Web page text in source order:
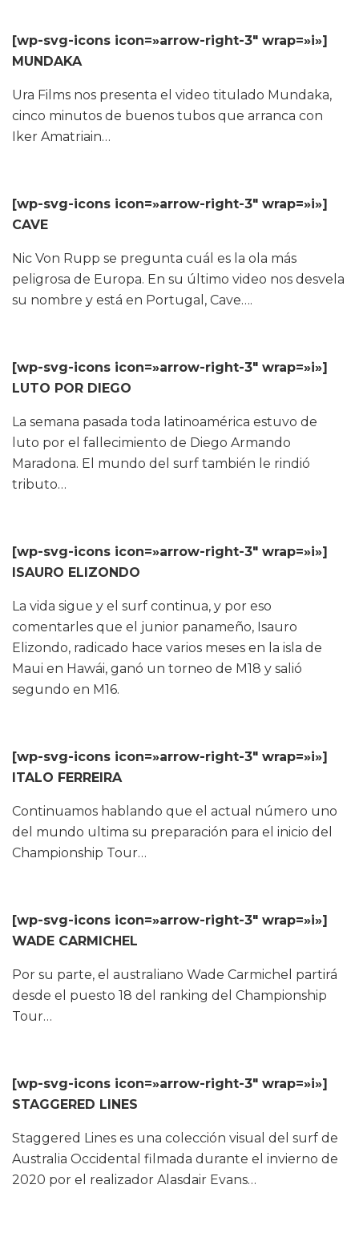
[wp-svg-icons icon=»arrow-right-3″ wrap=»i»]
MUNDAKA
Ura Films nos presenta el video titulado Mundaka,
cinco minutos de buenos tubos que arranca con
Iker Amatriain…
[wp-svg-icons icon=»arrow-right-3″ wrap=»i»]
CAVE
Nic Von Rupp se pregunta cuál es la ola más
peligrosa de Europa. En su último video nos desvela
su nombre y está en Portugal, Cave….
[wp-svg-icons icon=»arrow-right-3″ wrap=»i»]
LUTO POR DIEGO
La semana pasada toda latinoamérica estuvo de
luto por el fallecimiento de Diego Armando
Maradona. El mundo del surf también le rindió
tributo…
[wp-svg-icons icon=»arrow-right-3″ wrap=»i»]
ISAURO ELIZONDO
La vida sigue y el surf continua, y por eso
comentarles que el junior panameño, Isauro
Elizondo, radicado hace varios meses en la isla de
Maui en Hawái, ganó un torneo de M18 y salió
segundo en M16.
[wp-svg-icons icon=»arrow-right-3″ wrap=»i»]
ITALO FERREIRA
Continuamos hablando que el actual número uno
del mundo ultima su preparación para el inicio del
Championship Tour…
[wp-svg-icons icon=»arrow-right-3″ wrap=»i»]
WADE CARMICHEL
Por su parte, el australiano Wade Carmichel partirá
desde el puesto 18 del ranking del Championship
Tour…
[wp-svg-icons icon=»arrow-right-3″ wrap=»i»]
STAGGERED LINES
Staggered Lines es una colección visual del surf de
Australia Occidental filmada durante el invierno de
2020 por el realizador Alasdair Evans…